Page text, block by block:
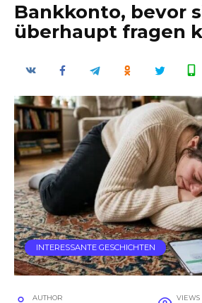
Bankkonto, bevor
überhaupt fragen
INTERESSANTE GESCHICHTEN
AUTHOR VIEWS